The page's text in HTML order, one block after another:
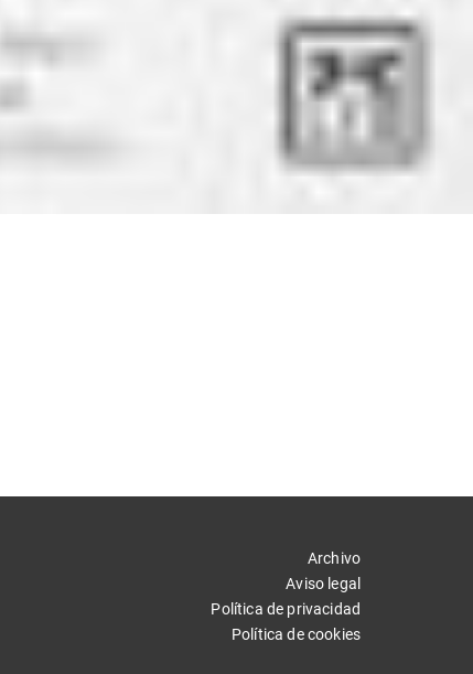
Archivo
Aviso legal
Política de privacidad
Política de cookies